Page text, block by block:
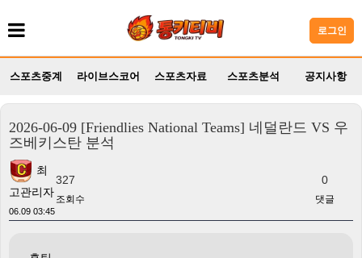
로그인
스포츠중계 라이브스코어 스포츠자료 스포츠분석 공지사항
2026-06-09 [Friendlies National Teams] 네덜란드 VS 우
즈베키스탄 분석
최
고관리자
06.09 03:45
327
조회수
0
댓글